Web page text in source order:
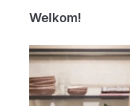
Welkom!